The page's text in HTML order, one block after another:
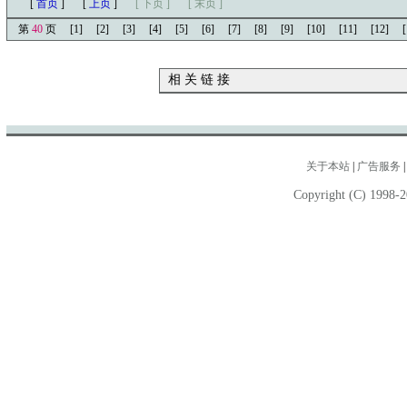
[ 首页 ] [ 上页 ] [ 下页 ]
[ 末页 ]
第 40 页 [1] [2] [3] [4] [5] [6] [7] [8] [9] [10] [11] [12]
相 关 链 接
关于本站 广告服务
Copyright (C) 1998-